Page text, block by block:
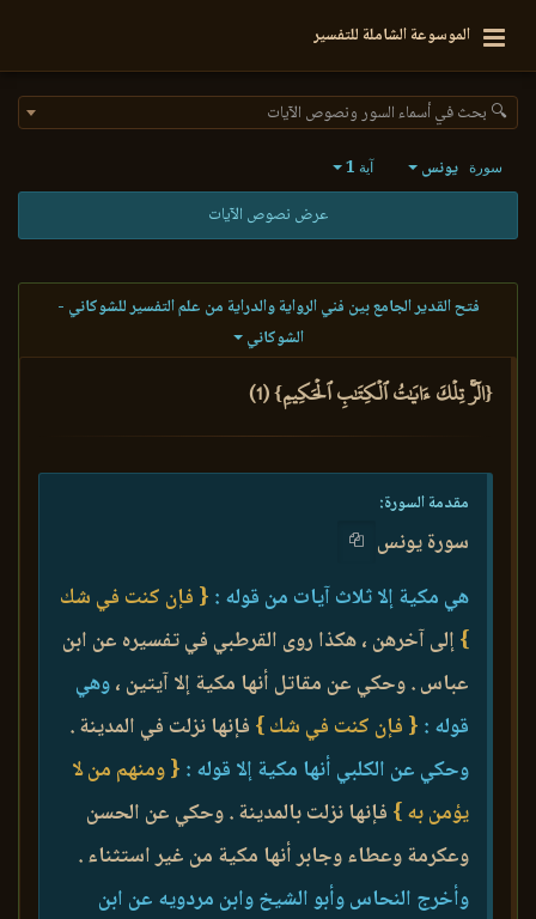
الموسوعة الشاملة للتفسير
🔍 بحث في أسماء السور ونصوص الآيات
سورة يونس آية 1
عرض نصوص الآيات
فتح القدير الجامع بين فني الرواية والدراية من علم التفسير للشوكاني -
الشوكاني
{الٓرۚ تِلۡكَ ءَايَٰتُ ٱلۡكِتَٰبِ ٱلۡحَكِيمِ} (1)
مقدمة السورة:
سورة يونس
هي مكية إلا ثلاث آيات من قوله : { فإن كنت في شك
}إلى آخرهن ، هكذا روى القرطبي في تفسيره عن ابن
عباس . وحكي عن مقاتل أنها مكية إلا آيتين ،وهي
قوله : { فإن كنت في شك } فإنها نزلت في المدينة .
وحكي عن الكلبي أنها مكية إلا قوله : { ومنهم من لا
يؤمن به } فإنها نزلت بالمدينة . وحكي عن الحسن
وعكرمة وعطاء وجابر أنها مكية من غير استثناء .
وأخرج النحاس وأبو الشيخ وابن مردويه عن ابن